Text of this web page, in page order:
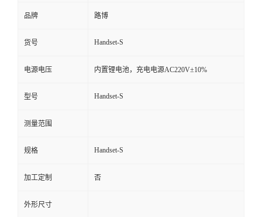
言
品牌 路博
货号 Handset-S
电源电压 内置锂电池，充电电源AC220V±10%
型号 Handset-S
测量范围
规格 Handset-S
加工定制 否
外形尺寸